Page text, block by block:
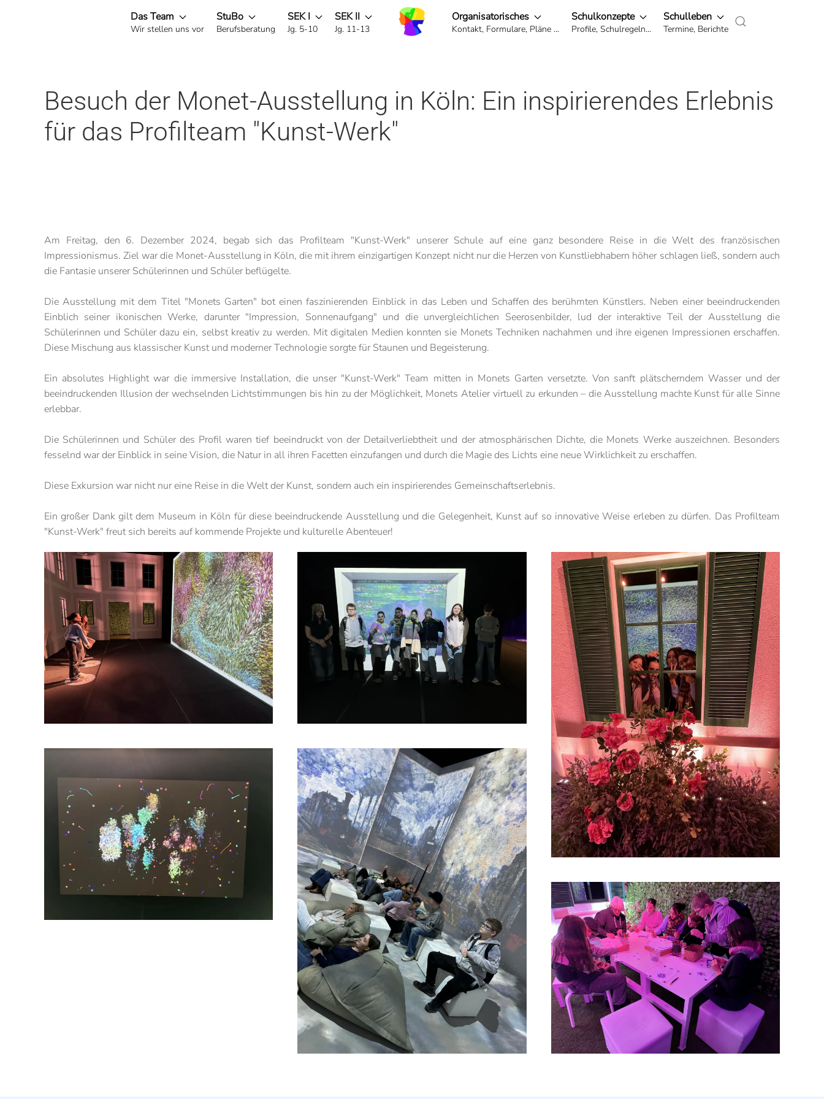
Zum Hauptinhalt springen
Das Team
Wir stellen uns vor
StuBo
Berufsberatung
SEK I
Jg. 5-10
SEK II
Jg. 11-13
Organisatorisches
Kontakt, Formulare, Pläne ...
Schulkonzepte
Profile, Schulregeln...
Schulleben
Termine, Berichte
Besuch der Monet-Ausstellung in Köln: Ein inspirierendes Erlebnis
für das Profilteam "Kunst-Werk"
Am Freitag, den 6. Dezember 2024, begab sich das Profilteam "Kunst-Werk" unserer Schule auf eine ganz besondere Reise in die Welt des französischen
Impressionismus. Ziel war die Monet-Ausstellung in Köln, die mit ihrem einzigartigen Konzept nicht nur die Herzen von Kunstliebhabern höher schlagen ließ, sondern auch
die Fantasie unserer Schülerinnen und Schüler beflügelte.
Die Ausstellung mit dem Titel "Monets Garten" bot einen faszinierenden Einblick in das Leben und Schaffen des berühmten Künstlers. Neben einer beeindruckenden
Einblich seiner ikonischen Werke, darunter "Impression, Sonnenaufgang" und die unvergleichlichen Seerosenbilder, lud der interaktive Teil der Ausstellung die
Schülerinnen und Schüler dazu ein, selbst kreativ zu werden. Mit digitalen Medien konnten sie Monets Techniken nachahmen und ihre eigenen Impressionen erschaffen.
Diese Mischung aus klassischer Kunst und moderner Technologie sorgte für Staunen und Begeisterung.
Ein absolutes Highlight war die immersive Installation, die unser "Kunst-Werk" Team mitten in Monets Garten versetzte. Von sanft plätscherndem Wasser und der
beeindruckenden Illusion der wechselnden Lichtstimmungen bis hin zu der Möglichkeit, Monets Atelier virtuell zu erkunden – die Ausstellung machte Kunst für alle Sinne
erlebbar.
Die Schülerinnen und Schüler des Profil waren tief beeindruckt von der Detailverliebtheit und der atmosphärischen Dichte, die Monets Werke auszeichnen. Besonders
fesselnd war der Einblick in seine Vision, die Natur in all ihren Facetten einzufangen und durch die Magie des Lichts eine neue Wirklichkeit zu erschaffen.
Diese Exkursion war nicht nur eine Reise in die Welt der Kunst, sondern auch ein inspirierendes Gemeinschaftserlebnis.
Ein großer Dank gilt dem Museum in Köln für diese beeindruckende Ausstellung und die Gelegenheit, Kunst auf so innovative Weise erleben zu dürfen. Das Profilteam
"Kunst-Werk" freut sich bereits auf kommende Projekte und kulturelle Abenteuer!
vergrößern vergrößern
vergrößern
vergrößern
vergrößern
vergrößern